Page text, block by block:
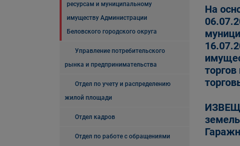
ресурсам и муниципальному
имуществу Администрации
Беловского городского округа
Управление потребительского
рынка и предпринимательства
Отдел по учету и распределению
жилой площади
Отдел кадров
Отдел по работе с обращениями
На